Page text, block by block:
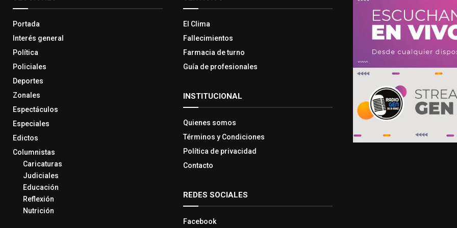
Portada
Interés general
Política
Policiales
Deportes
Zonales
Espectáculos
Especiales
Edictos
Columnistas
Caricaturas
Judiciales
Educación
Reflexión
Nutrición
El Clima
Fallecimientos
Farmacia de turno
Guía de profesionales
INSTITUCIONAL
Quienes somos
Términos y Condiciones
Política de privacidad
Contacto
REDES SOCIALES
Facebook